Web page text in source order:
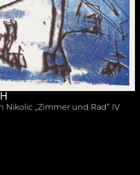
Nikolic „Zimmer und Rad” IV